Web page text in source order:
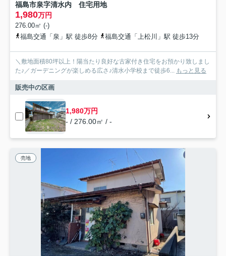
福島市泉字清水内 住宅用地
1,980万円
276.00㎡ (-)
福島交通「泉」駅 徒歩8分
福島交通「上松川」駅 徒歩13分
＼敷地面積80坪以上！陽当たり良好な古家付き住宅をお預かり致しまし
た♪／ガーデニングが楽しめる広さ♪清水小学校まで徒歩6... もっと見る
販売中の区画
1,980万円
- / 276.00㎡ / -
売地